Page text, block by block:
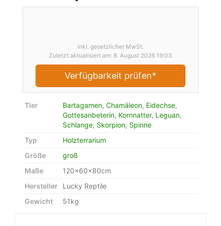
inkl. gesetzlicher MwSt.
Zuletzt aktualisiert am: 8. August 2026 19:03
Verfügbarkeit prüfen*
Tier Bartagamen, Chamäleon, Eidechse,
Gottesanbeterin, Kornnatter, Leguan,
Schlange, Skorpion, Spinne
Typ
Holzterrarium
Größe
groß
Maße
120x60x80cm
Hersteller
Lucky Reptile
Gewicht
51kg